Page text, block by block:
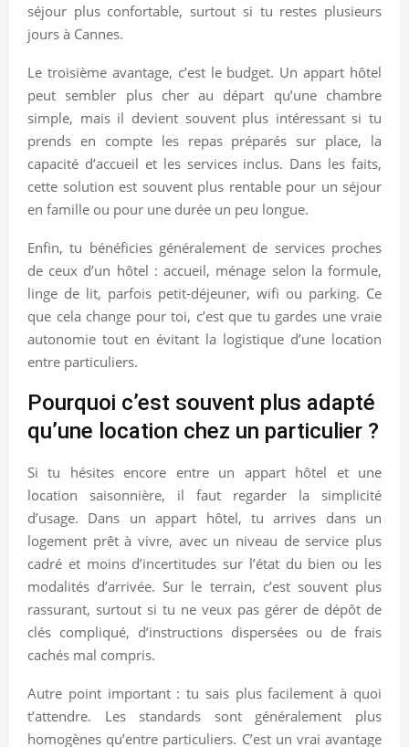
séjour plus confortable, surtout si tu restes plusieurs
jours à Cannes.
Le troisième avantage, c’est le budget. Un appart hôtel
peut sembler plus cher au départ qu’une chambre
simple, mais il devient souvent plus intéressant si tu
prends en compte les repas préparés sur place, la
capacité d’accueil et les services inclus. Dans les faits,
cette solution est souvent plus rentable pour un séjour
en famille ou pour une durée un peu longue.
Enfin, tu bénéficies généralement de services proches
de ceux d’un hôtel : accueil, ménage selon la formule,
linge de lit, parfois petit-déjeuner, wifi ou parking. Ce
que cela change pour toi, c’est que tu gardes une vraie
autonomie tout en évitant la logistique d’une location
entre particuliers.
Pourquoi c’est souvent plus adapté
qu’une location chez un particulier ?
Si tu hésites encore entre un appart hôtel et une
location saisonnière, il faut regarder la simplicité
d’usage. Dans un appart hôtel, tu arrives dans un
logement prêt à vivre, avec un niveau de service plus
cadré et moins d’incertitudes sur l’état du bien ou les
modalités d’arrivée. Sur le terrain, c’est souvent plus
rassurant, surtout si tu ne veux pas gérer de dépôt de
clés compliqué, d’instructions dispersées ou de frais
cachés mal compris.
Autre point important : tu sais plus facilement à quoi
t’attendre. Les standards sont généralement plus
homogènes qu’entre particuliers. C’est un vrai avantage